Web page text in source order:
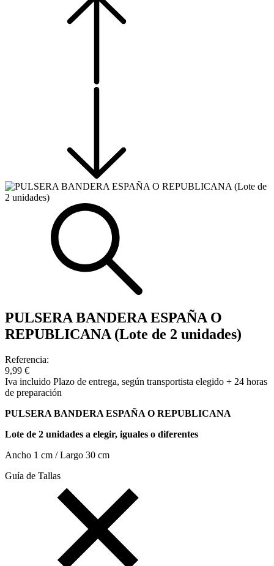
PULSERA BANDERA ESPAÑA O
REPUBLICANA (Lote de 2 unidades)
Referencia:
9,99 €
Iva incluido Plazo de entrega, según transportista elegido + 24 horas
de preparación
PULSERA BANDERA ESPAÑA O REPUBLICANA
Lote de 2 unidades a elegir, iguales o diferentes
Ancho 1 cm / Largo 30 cm
Guía de Tallas